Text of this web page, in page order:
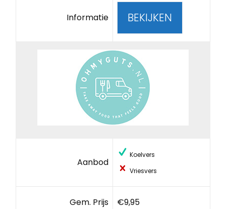
Informatie BEKIJKEN
Aanbod
Koelvers
Vriesvers
Gem. Prijs €9,95